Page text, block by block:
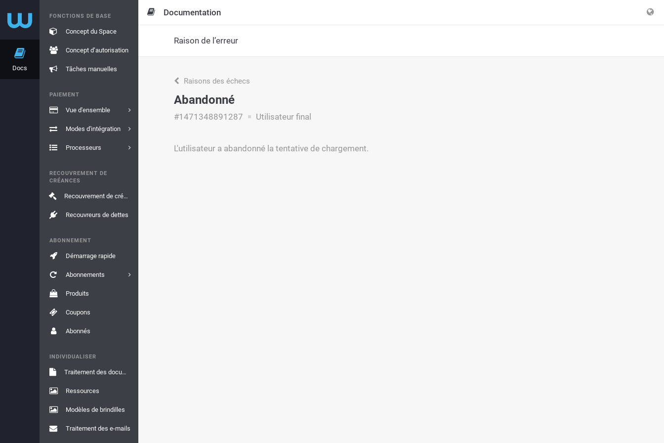
Docs
FONCTIONS DE BASE
Concept du Space
Concept d’autorisation
Tâches manuelles
PAIEMENT
Vue d'ensemble
Modes d'intégration
Processeurs
RECOUVREMENT DE
CRÉANCES
Recouvrement de créances
Recouvreurs de dettes
ABONNEMENT
Démarrage rapide
Abonnements
Produits
Coupons
Abonnés
INDIVIDUALISER
Traitement des documents
Ressources
Modèles de brindilles
Traitement des e-mails
Documentation
Raison de l’erreur
Raisons des échecs
Abandonné
#1471348891287 Utilisateur final
L'utilisateur a abandonné la tentative de chargement.